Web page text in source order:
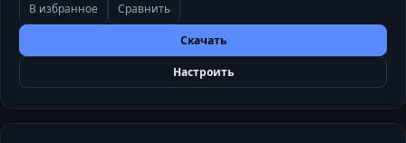
В избранное Сравнить
Скачать
Настроить